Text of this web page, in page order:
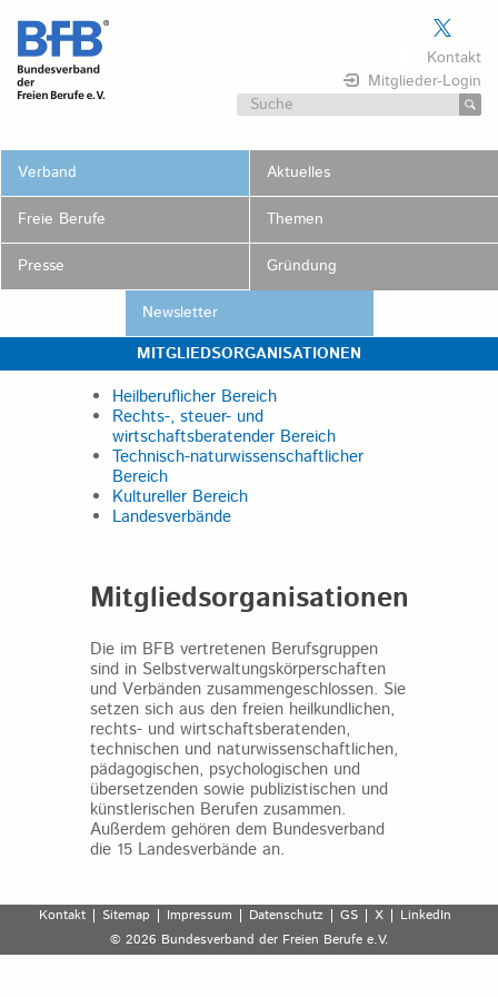
Skip
content
Kontakt
Mitglieder-Login
Suchen
Verband Aktuelles
Freie Berufe Themen
Presse Gründung
Newsletter
MITGLIEDSORGANISATIONEN
Heilberuflicher Bereich
Rechts-, steuer- und
wirtschaftsberatender Bereich
Technisch-naturwissenschaftlicher
Bereich
Kultureller Bereich
Landesverbände
Mitgliedsorganisationen
Die im BFB vertretenen Berufsgruppen
sind in Selbstverwaltungskörperschaften
und Verbänden zusammengeschlossen. Sie
setzen sich aus den freien heilkundlichen,
rechts- und wirtschaftsberatenden,
technischen und naturwissenschaftlichen,
pädagogischen, psychologischen und
übersetzenden sowie publizistischen und
künstlerischen Berufen zusammen.
Außerdem gehören dem Bundesverband
die 15 Landesverbände an.
Kontakt Sitemap Impressum Datenschutz GS X
LinkedIn
© 2026 Bundesverband der Freien Berufe e.V.